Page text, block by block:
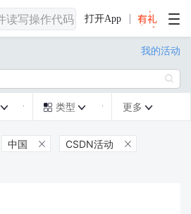
打开App
我的活动

  类型  更多 
中国  CSDN活动 